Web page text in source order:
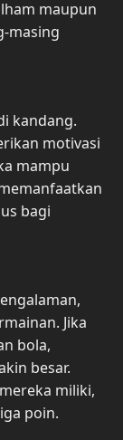
maupun
masing
kandang.
motivasi
mampu
bagi
Jika
bola,
besar.
miliki,
poin.